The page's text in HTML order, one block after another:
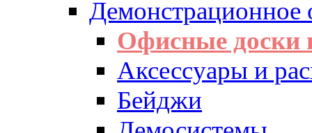
Демонстрационное
Офисные доски
Аксессуары и
Бейджи